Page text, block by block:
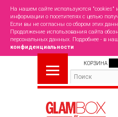
На нашем сайте используются "cookies"
информации о посетителях с целью
Если вы не согласны со сбором этих
Продолжение использования сайта
персональных данных. Подробнее - в
конфиденциальности
КОРЗИНА